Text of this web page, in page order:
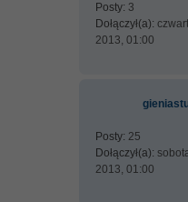
Posty: 3
Dołączył(a):
2013, 01:00
Posty: 25
Dołączył(a):
2013, 01:00